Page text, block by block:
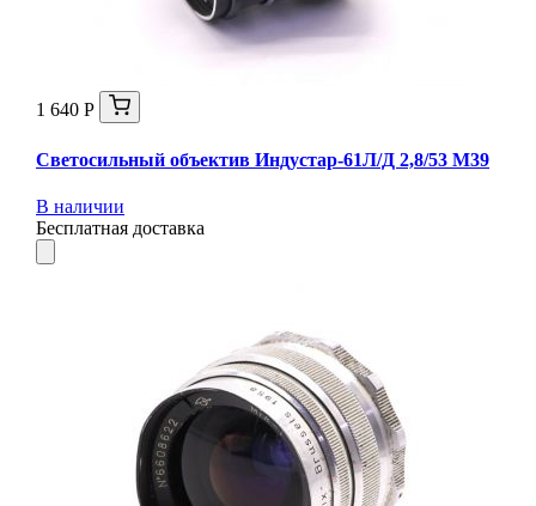
1 640 Р
Светосильный объектив Индустар-61Л/Д 2,8/53 М39
В наличии
Бесплатная доставка